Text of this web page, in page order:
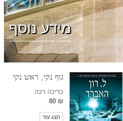
כלים למקום העבודה
אתיקה ומצבי הפעולה
הגורם לדיכוי
חקירות
יסודות ההתארגנות
מידע נוסף
גוף נקי, ראש נקי
כריכה רכה
₪ 80
הצג עוד